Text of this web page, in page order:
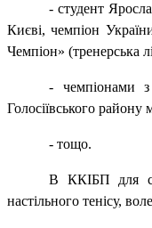
-студент
Києві, чемпіон
Чемпіон» (тренерська
- чемпіонами з
Голосіївського
- тощо.
В ККІБП для
настільного тенісу,